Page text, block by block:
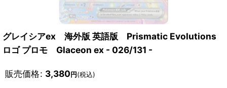
グレイシアex 海外版 英語版 Prismatic Evolutions
ロゴ プロモ Glaceon ex - 026/131 -
販売価格: 3,380円(税込)